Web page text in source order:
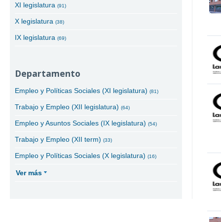
XI legislatura(91)
X legislatura(38)
IX legislatura(69)
Departamento
Empleo y Políticas Sociales (XI legislatura)(81)
Trabajo y Empleo (XII legislatura)(64)
Empleo y Asuntos Sociales (IX legislatura)(54)
Trabajo y Empleo (XII term)(33)
Empleo y Políticas Sociales (X legislatura)(16)
Ver más